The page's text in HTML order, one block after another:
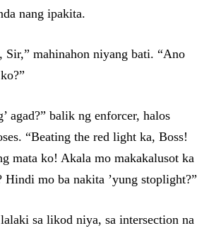
nang ipakita.
Sir,” mahinahon niyang bati. “Ano
agad?” balik ng enforcer, halos
“Beating the red light ka, Boss!
mata ko! Akala mo makakalusot ka
Hindi mo ba nakita ’yung stoplight?”
sa likod niya, sa intersection na